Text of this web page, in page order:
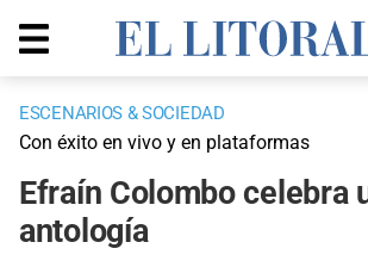
ESCENARIOS & SOCIEDAD
Con éxito en vivo y en plataformas
Efraín Colombo celebra
antología